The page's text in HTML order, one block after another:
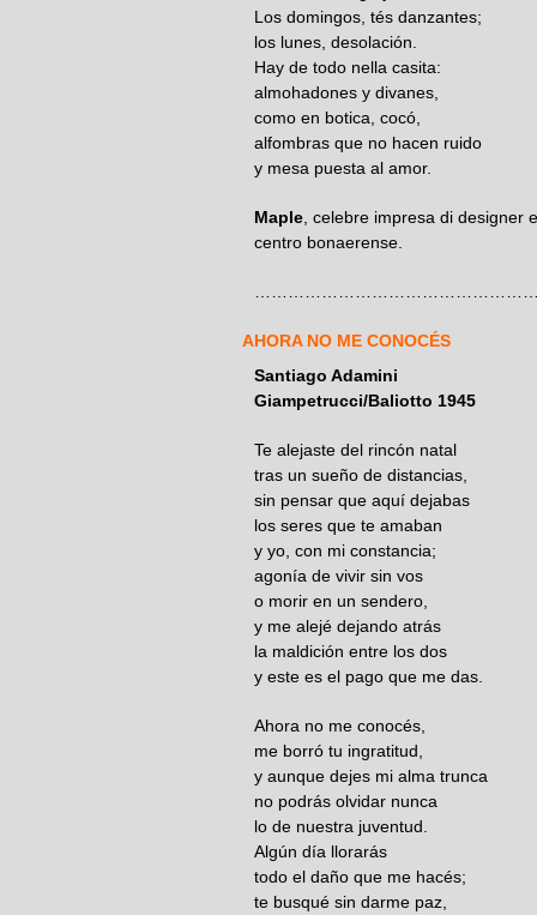
Los domingos, tés danzantes;
los lunes, desolación.
Hay de todo nella casita:
almohadones y divanes,
como en botica, cocó,
alfombras que no hacen ruido
y mesa puesta al amor.
Maple , celebre impresa di
centro bonaerense.
AHORA NO ME CONOCÉS
Santiago
Giampetrucci/Baliotto 1945
Te alejaste del rincón natal
tras un sueño de distancias,
sin pensar que aquí dejabas
los seres que te amaban
y yo, con mi constancia;
agonía de vivir sin vos
o morir en un sendero,
y me alejé dejando atrás
la maldición entre los dos
y este es el pago que me das.
Ahora no me conocés,
me borró tu ingratitud,
y aunque dejes mi alma trunca
no podrás olvidar nunca
lo de nuestra juventud.
Algún día llorarás
todo el daño que me hacés;
te busqué sin darme paz,